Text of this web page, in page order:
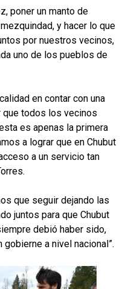
poner un manto de
y hacer lo que
por nuestros vecinos,
uno de los pueblos de
en contar con una
que todos los vecinos
es apenas la primera
a lograr que en Chubut
a un servicio tan
que seguir dejando las
juntos para que Chubut
debió haber sido,
a nivel nacional”.